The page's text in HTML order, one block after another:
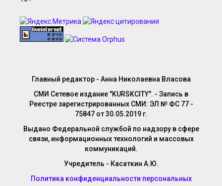
Главный редактор - Анна Николаевна Власова
СМИ Сетевое издание "KURSKCITY". - Запись в
Реестре зарегистрированных СМИ: ЭЛ № ФС 77 -
75847 от 30.05.2019 г.
Выдано Федеральной службой по надзору в сфере
связи, информационных технологий и массовых
коммуникаций.
Учредитель - Касаткин А.Ю.
Политика конфиденциальности персональных